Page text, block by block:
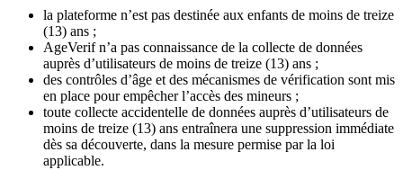
la plateforme n’est pas destinée aux enfants de moins de treize
(13) ans ;
AgeVerif n’a pas connaissance de la collecte de données
auprès d’utilisateurs de moins de treize (13) ans ;
des contrôles d’âge et des mécanismes de vérification sont mis
en place pour empêcher l’accès des mineurs ;
toute collecte accidentelle de données auprès d’utilisateurs de
moins de treize (13) ans entraînera une suppression immédiate
dès sa découverte, dans la mesure permise par la loi
applicable.